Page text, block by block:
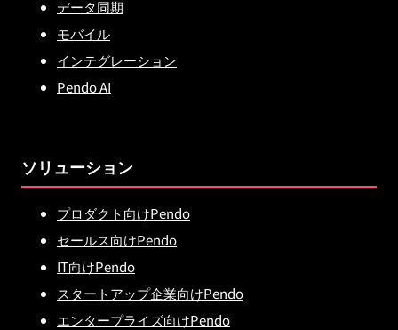
データ同期
モバイル
インテグレーション
Pendo AI
ソリューション
プロダクト向けPendo
セールス向けPendo
IT向けPendo
スタートアップ企業向けPendo
エンタープライズ向けPendo